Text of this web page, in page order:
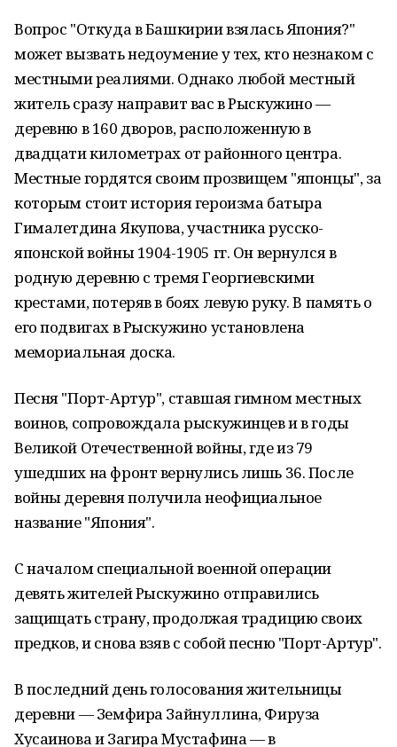
Вопрос "Откуда в Башкирии взялась Япония?"
может вызвать недоумение у тех, кто незнаком с
местными реалиями. Однако любой местный
житель сразу направит вас в Рыскужино —
деревню в 160 дворов, расположенную в
двадцати километрах от районного центра.
Местные гордятся своим прозвищем "японцы", за
которым стоит история героизма батыра
Гималетдина Якупова, участника русско-
японской войны 1904-1905 гг. Он вернулся в
родную деревню с тремя Георгиевскими
крестами, потеряв в боях левую руку. В память о
его подвигах в Рыскужино установлена
мемориальная доска.
Песня "Порт-Артур", ставшая гимном местных
воинов, сопровождала рыскужинцев и в годы
Великой Отечественной войны, где из 79
ушедших на фронт вернулись лишь 36. После
войны деревня получила неофициальное
название "Япония".
С началом специальной военной операции
девять жителей Рыскужино отправились
защищать страну, продолжая традицию своих
предков, и снова взяв с собой песню "Порт-Артур".
В последний день голосования жительницы
деревни — Земфира Зайнуллина, Фируза
Хусаинова и Загира Мустафина — в